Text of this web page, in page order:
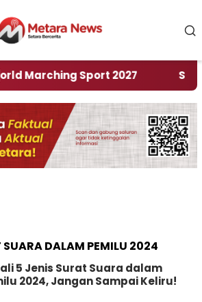
Sport 2027 ‎Soal
SUARA DALAM PEMILU 2024
5 Jenis Surat Suara dalam
2024, Jangan Sampai Keliru!